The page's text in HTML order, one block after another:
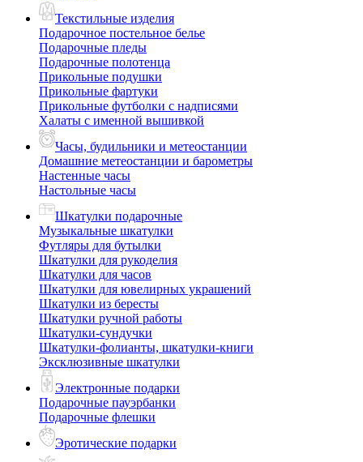
Текстильные изделия
Подарочное постельное белье
Подарочные пледы
Подарочные полотенца
Прикольные подушки
Прикольные фартуки
Прикольные футболки с надписями
Халаты с именной вышивкой
Часы, будильники и метеостанции
Домашние метеостанции и барометры
Настенные часы
Настольные часы
Шкатулки подарочные
Музыкальные шкатулки
Футляры для бутылки
Шкатулки для рукоделия
Шкатулки для часов
Шкатулки для ювелирных украшений
Шкатулки из бересты
Шкатулки ручной работы
Шкатулки-сундучки
Шкатулки-фолианты, шкатулки-книги
Эксклюзивные шкатулки
Электронные подарки
Подарочные пауэрбанки
Подарочные флешки
Эротические подарки